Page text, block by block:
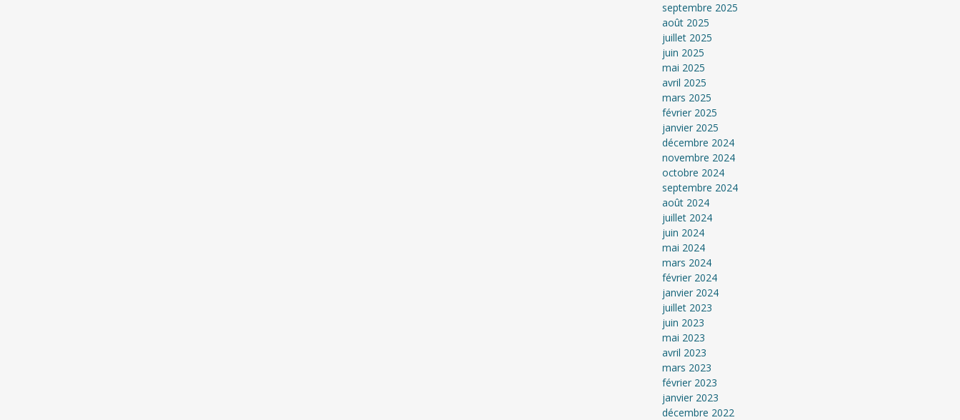
septembre 2025
août 2025
juillet 2025
juin 2025
mai 2025
avril 2025
mars 2025
février 2025
janvier 2025
décembre 2024
novembre 2024
octobre 2024
septembre 2024
août 2024
juillet 2024
juin 2024
mai 2024
mars 2024
février 2024
janvier 2024
juillet 2023
juin 2023
mai 2023
avril 2023
mars 2023
février 2023
janvier 2023
décembre 2022